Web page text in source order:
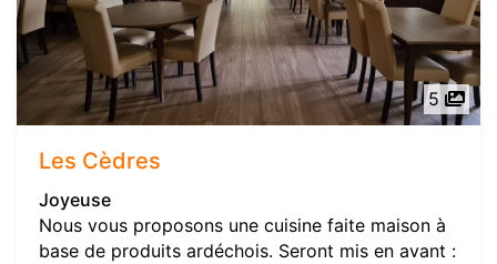
5
Les Cèdres
Joyeuse
Nous vous proposons une cuisine faite maison à
base de produits ardéchois. Seront mis en avant :